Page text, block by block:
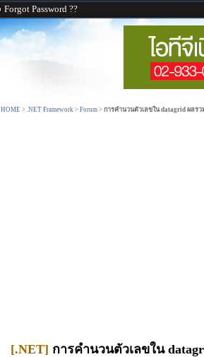
Forgot Password ??
HOME > .NET Framework > Forum > การคำนวนตัวเลขใน datagrid ผลร
[.NET] การคำนวนตัวเลขใน